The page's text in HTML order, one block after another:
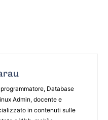
Database
Admin, docente e
in contenuti sulle